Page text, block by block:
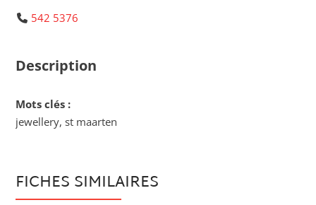
542 5376
Description
Mots clés :
jewellery, st maarten
FICHES SIMILAIRES